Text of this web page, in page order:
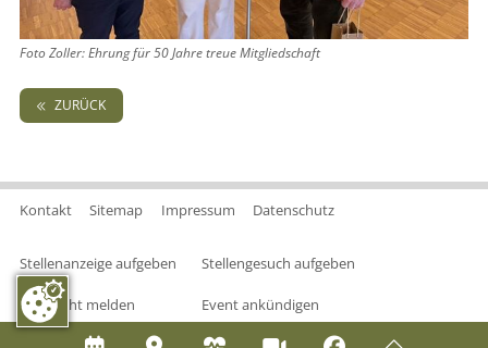
Foto Zoller: Ehrung für 50 Jahre treue Mitgliedschaft
ZURÜCK
Kontakt Sitemap Impressum Datenschutz
Stellenanzeige aufgeben Stellengesuch aufgeben
Nachricht melden Event ankündigen